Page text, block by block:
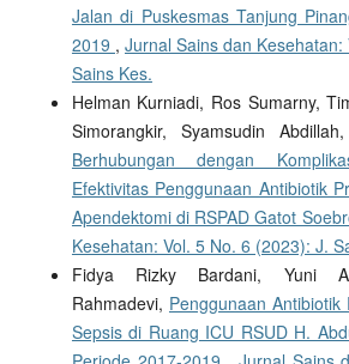
Jalan di Puskesmas Tanjung
2019 , Jurnal Sains dan
Sains Kes.
Helman Kurniadi, Ros Sumarny,
Simorangkir, Syamsudin Abdillah,
Berhubungan dengan
Efektivitas Penggunaan Antibiotik
Apendektomi di RSPAD Gatot
Kesehatan: Vol. 5 No. 6 (2023): J.
Fidya Rizky Bardani, Yuni
Rahmadevi, Penggunaan
Sepsis di Ruang ICU RSUD H.